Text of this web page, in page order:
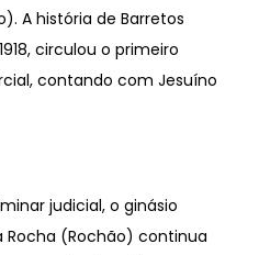
A história de Barretos
circulou o primeiro
contando com Jesuíno
judicial, o ginásio
Rocha (Rochão) continua